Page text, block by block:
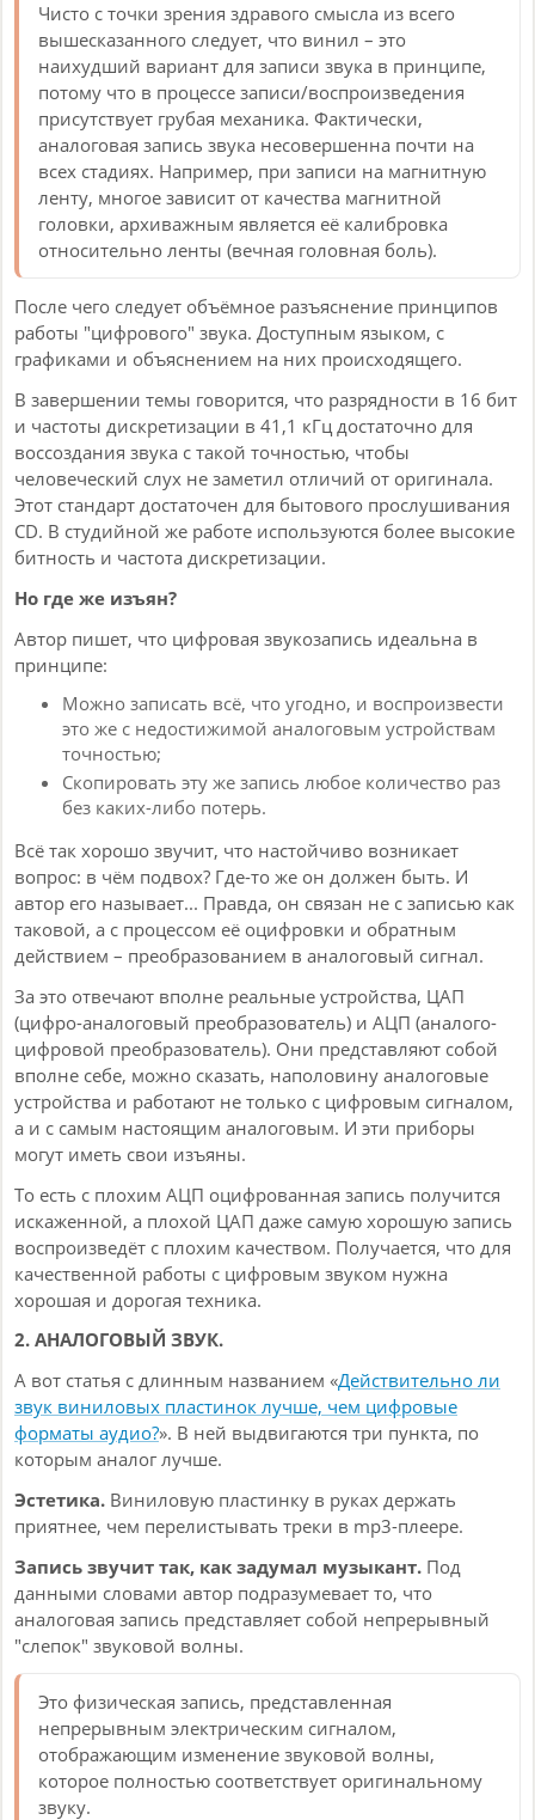
Чисто с точки зрения здравого смысла из всего
вышесказанного следует, что винил – это
наихудший вариант для записи звука в принципе,
потому что в процессе записи/воспроизведения
присутствует грубая механика. Фактически,
аналоговая запись звука несовершенна почти на
всех стадиях. Например, при записи на магнитную
ленту, многое зависит от качества магнитной
головки, архиважным является её калибровка
относительно ленты (вечная головная боль).
После чего следует объёмное разъяснение принципов
работы "цифрового" звука. Доступным языком, с
графиками и объяснением на них происходящего.
В завершении темы говорится, что разрядности в 16 бит
и частоты дискретизации в 41,1 кГц достаточно для
воссоздания звука с такой точностью, чтобы
человеческий слух не заметил отличий от оригинала.
Этот стандарт достаточен для бытового прослушивания
CD. В студийной же работе используются более высокие
битность и частота дискретизации.
Но где же изъян?
Автор пишет, что цифровая звукозапись идеальна в
принципе:
Можно записать всё, что угодно, и воспроизвести
это же с недостижимой аналоговым устройствам
точностью;
Скопировать эту же запись любое количество раз
без каких-либо потерь.
Всё так хорошо звучит, что настойчиво возникает
вопрос: в чём подвох? Где-то же он должен быть. И
автор его называет... Правда, он связан не с записью как
таковой, а с процессом её оцифровки и обратным
действием – преобразованием в аналоговый сигнал.
За это отвечают вполне реальные устройства, ЦАП
(цифро-аналоговый преобразователь) и АЦП (аналого-
цифровой преобразователь). Они представляют собой
вполне себе, можно сказать, наполовину аналоговые
устройства и работают не только с цифровым сигналом,
а и с самым настоящим аналоговым. И эти приборы
могут иметь свои изъяны.
То есть с плохим АЦП оцифрованная запись получится
искаженной, а плохой ЦАП даже самую хорошую запись
воспроизведёт с плохим качеством. Получается, что для
качественной работы с цифровым звуком нужна
хорошая и дорогая техника.
2. АНАЛОГОВЫЙ ЗВУК.
А вот статья с длинным названием «Действительно ли
звук виниловых пластинок лучше, чем цифровые
форматы аудио?». В ней выдвигаются три пункта, по
которым аналог лучше.
Эстетика. Виниловую пластинку в руках держать
приятнее, чем перелистывать треки в mp3-плеере.
Запись звучит так, как задумал музыкант. Под
данными словами автор подразумевает то, что
аналоговая запись представляет собой непрерывный
"слепок" звуковой волны.
Это физическая запись, представленная
непрерывным электрическим сигналом,
отображающим изменение звуковой волны,
которое полностью соответствует оригинальному
звуку.